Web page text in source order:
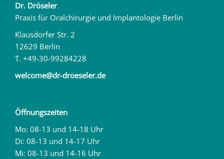
Dr. Dröseler
Praxis für Oralchirurgie und Implantologie Berlin
Klausdorfer Str. 2
12629 Berlin
T. +49-30-99284228
welcome@dr-droeseler.de
Öffnungszeiten
Mo: 08-13 und 14-18 Uhr
Di: 08-13 und 14-17 Uhr
Mi: 08-13 und 14-16 Uhr